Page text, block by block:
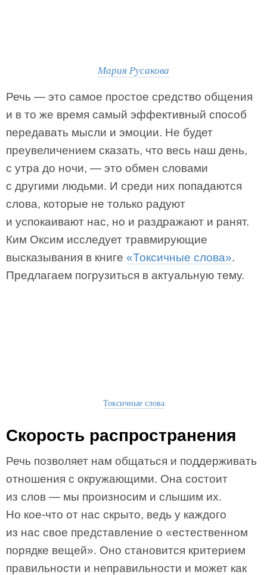
Мария Русакова
Речь — это самое простое средство общения
и в то же время самый эффективный способ
передавать мысли и эмоции. Не будет
преувеличением сказать, что весь наш день,
с утра до ночи, — это обмен словами
с другими людьми. И среди них попадаются
слова, которые не только радуют
и успокаивают нас, но и раздражают и ранят.
Ким Оксим исследует травмирующие
высказывания в книге «Токсичные слова».
Предлагаем погрузиться в актуальную тему.
Токсичные слова
Скорость распространения
Речь позволяет нам общаться и поддерживать
отношения с окружающими. Она состоит
из слов — мы произносим и слышим их.
Но кое-что от нас скрыто, ведь у каждого
из нас свое представление о «естественном
порядке вещей». Оно становится критерием
правильности и неправильности и может как